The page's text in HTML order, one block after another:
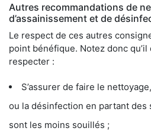
Autres recommandations de
d’assainissement et de
Le respect de ces autres
point bénéfique. Notez donc
respecter :
S’assurer de faire le
ou la désinfection en partant des
sont les moins souillés ;